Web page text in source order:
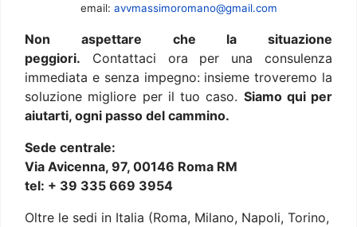
email: avvmassimoromano@gmail.com
Non aspettare che la situazione
peggiori. Contattaci ora per una consulenza
immediata e senza impegno: insieme troveremo la
soluzione migliore per il tuo caso. Siamo qui per
aiutarti, ogni passo del cammino.
Sede centrale:
Via Avicenna, 97, 00146 Roma RM
tel: + 39 335 669 3954
Oltre le sedi in Italia (Roma, Milano, Napoli, Torino,